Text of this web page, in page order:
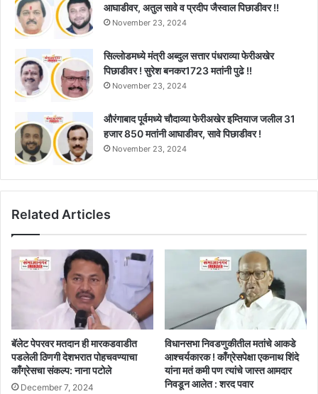
आघाडीवर, अतुल सावे व प्रदीप जैस्वाल पिछाडीवर !!
November 23, 2024
सिल्लोडमध्ये मंत्री अब्दुल सत्तार पंधराव्या फेरीअखेर
पिछाडीवर ! सुरेश बनकर1723 मतांनी पुढे !!
November 23, 2024
औरंगाबाद पूर्वमध्ये चौदाव्या फेरीअखेर इम्तियाज जलील 31
हजार 850 मतांनी आघाडीवर, सावे पिछाडीवर !
November 23, 2024
Related Articles
बॅलेट पेपरवर मतदान ही मारकडवाडीत
पडलेली ठिणगी देशभरात पोहचवण्याचा
काँग्रेसचा संकल्प: नाना पटोले
December 7, 2024
विधानसभा निवडणुकीतील मतांचे आकडे
आश्चर्यकारक ! काँग्रेसपेक्षा एकनाथ शिंदे
यांना मतं कमी पण त्यांचे जास्त आमदार
निवडून आलेत : शरद पवार